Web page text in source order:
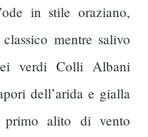
in stile oraziano,
mentre salivo
verdi Colli Albani
dell’arida e gialla
primo alito di vento